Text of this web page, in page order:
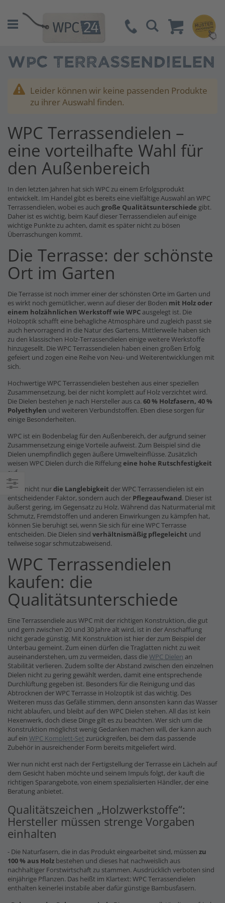
Suche
WPC TERRASSENDIELEN
Leider können wir keine passenden Produkte
zu ihrer Auswahl finden.
WPC Terrassendielen –
eine vorteilhafte Wahl für
den Außenbereich
In den letzten Jahren hat sich WPC zu einem Erfolgsprodukt
entwickelt. Im Handel gibt es bereits eine vielfältige Auswahl an WPC
Terrassendielen, wobei es auch große Qualitätsunterschiede gibt.
Daher ist es wichtig, beim Kauf dieser Terrassendielen auf einige
wichtige Punkte zu achten, damit es später nicht zu bösen
Überraschungen kommt.
Die Terrasse: der schönste
Ort im Garten
Die Terrasse ist noch immer einer der schönsten Orte im Garten und
es wirkt noch gemütlicher, wenn auf dieser der Boden mit Holz oder
einem holzähnlichen Werkstoff wie WPCausgelegt ist. Die
Holzoptik schafft eine behagliche Atmosphäre und zugleich passt sie
auch hervorragend in die Natur des Gartens. Mittlerweile haben sich
zu den klassischen Holz-Terrassendielen einige weitere Werkstoffe
hinzugesellt. Die WPC Terrassendielen haben einen großen Erfolg
gefeiert und zogen eine Reihe von Neu- und Weiterentwicklungen mit
sich.
Hochwertige WPC Terrassendielen bestehen aus einer speziellen
Zusammensetzung, bei der nicht komplett auf Holz verzichtet wird.
Die Dielen bestehen je nach Hersteller aus ca. 60 % Holzfasern, 40 %
Polyethylen und weiteren Verbundstoffen. Eben diese sorgen für
einige Besonderheiten.
WPC ist ein Bodenbelag für den Außenbereich, der aufgrund seiner
Zusammensetzung einige Vorteile aufweist. Zum Beispiel sind die
Dielen unempfindlich gegen äußere Umwelteinflüsse. Zusätzlich
weisen WPC Dielen durch die Riffelungeine hohe Rutschfestigkeit
auf.
Doch nicht nurdie Langlebigkeit der WPC Terrassendielen ist ein
entscheidender Faktor, sondern auch der Pflegeaufwand. Dieser ist
äußerst gering, im Gegensatz zu Holz. Während das Naturmaterial mit
Schmutz, Fremdstoffen und anderen Einwirkungen zu kämpfen hat,
können Sie beruhigt sei, wenn Sie sich für eine WPC Terrasse
entscheiden. Die Dielen sind verhältnismäßig pflegeleicht und
teilweise sogar schmutzabweisend.
WPC Terrassendielen
kaufen: die
Qualitätsunterschiede
Eine Terrassendiele aus WPC mit der richtigen Konstruktion, die gut
und gern zwischen 20 und 30 Jahre alt wird, ist in der Anschaffung
nicht gerade günstig. Mit Konstruktion ist hier der zum Beispiel der
Unterbau gemeint. Zum einen dürfen die Traglatten nicht zu weit
auseinanderstehen, um zu vermeiden, dass dieWPC Dielen an
Stabilität verlieren. Zudem sollte der Abstand zwischen den einzelnen
Dielen nicht zu gering gewählt werden, damit eine entsprechende
Durchlüftung gegeben ist. Besonders für die Reinigung und das
Abtrocknen der WPC Terrasse in Holzoptik ist das wichtig. Des
Weiteren muss das Gefälle stimmen, denn ansonsten kann das Wasser
nicht ablaufen, und bleibt auf den WPC Dielen stehen. All das ist kein
Hexenwerk, doch diese Dinge gilt es zu beachten. Wer sich um die
Konstruktion möglichst wenig Gedanken machen will, der kann auch
auf ein WPC Komplett-Set zurückgreifen, bei dem das passende
Zubehör in ausreichender Form bereits mitgeliefert wird.
Wer nun nicht erst nach der Fertigstellung der Terrasse ein Lächeln auf
dem Gesicht haben möchte und seinem Impuls folgt, der kauft die
richtigen Sparangebote, von einem spezialisierten Händler, der eine
Beratung anbietet.
Qualitätszeichen „Holzwerkstoffe“:
Hersteller müssen strenge Vorgaben
einhalten
- Die Naturfasern, die in das Produkt eingearbeitet sind, müssen zu
100 % aus Holz bestehen und dieses hat nachweislich aus
nachhaltiger Forstwirtschaft zu stammen. Ausdrücklich verboten sind
einjährige Pflanzen. Das heißt im Klartext: WPC Terrassendielen
enthalten keinerlei instabile aber dafür günstige Bambusfasern.
Einkaufsoptionen